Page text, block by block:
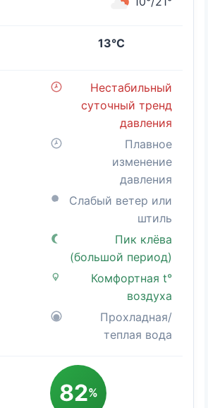
13°C
Нестабильный
суточный тренд
давления
Плавное
изменение
давления
Слабый ветер или
штиль
Пик клёва
(большой период)
Комфортная t°
воздуха
Прохладная/
теплая вода
82%